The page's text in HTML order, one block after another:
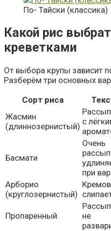
По- Тайски (классика)
Какой рис
креветками
От выбора крупы зависит
Разберём три основных
Сорт риса
Жасмин
(длиннозернистый) с
Басмати
Очень
при
Арборио
(круглозернистый)
Пропаренный
не